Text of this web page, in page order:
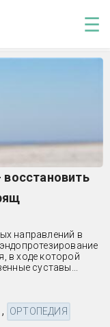
☰
направлений в
в ходе которой
суставы...
, ОРТОПЕДИЯ